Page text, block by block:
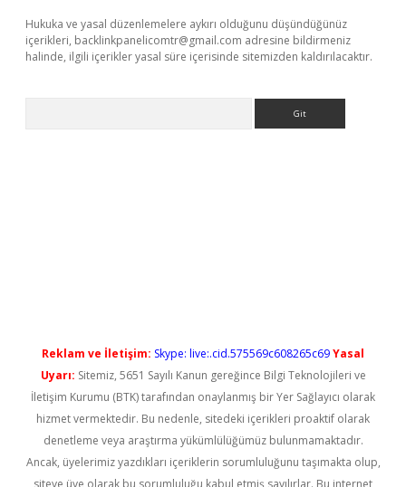
Hukuka ve yasal düzenlemelere aykırı olduğunu düşündüğünüz
içerikleri, backlinkpanelicomtr@gmail.com adresine bildirmeniz
halinde, ilgili içerikler yasal süre içerisinde sitemizden kaldırılacaktır.
Reklam ve İletişim: Skype: live:.cid.575569c608265c69Yasal
Uyarı: Sitemiz, 5651 Sayılı Kanun gereğince Bilgi Teknolojileri ve
İletişim Kurumu (BTK) tarafından onaylanmış bir Yer Sağlayıcı olarak
hizmet vermektedir. Bu nedenle, sitedeki içerikleri proaktif olarak
denetleme veya araştırma yükümlülüğümüz bulunmamaktadır.
Ancak, üyelerimiz yazdıkları içeriklerin sorumluluğunu taşımakta olup,
siteye üye olarak bu sorumluluğu kabul etmiş sayılırlar. Bu internet